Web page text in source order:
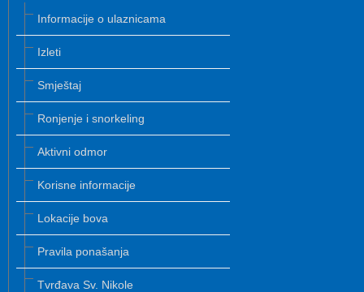
Informacije o ulaznicama
Izleti
Smještaj
Ronjenje i snorkeling
Aktivni odmor
Korisne informacije
Lokacije bova
Pravila ponašanja
Tvrđava Sv. Nikole